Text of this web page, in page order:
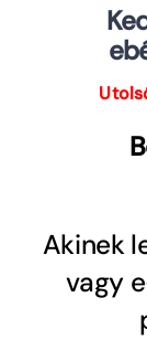
Akinek
vagy